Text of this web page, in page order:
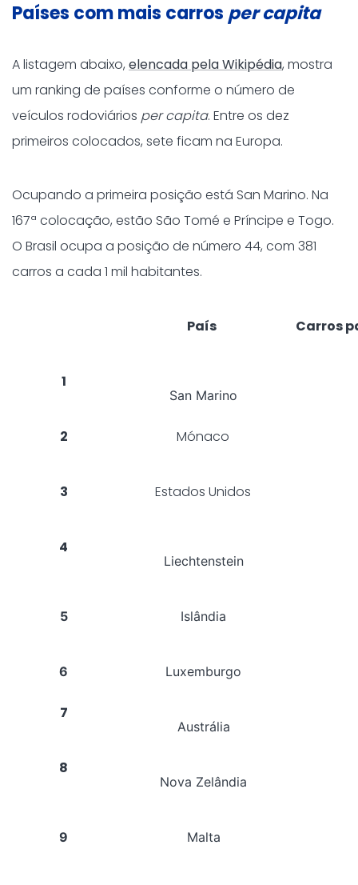
Países com mais carros per capita
A listagem abaixo, elencada pela Wikipédia, mostra
um ranking de países conforme o número de
veículos rodoviários per capita. Entre os dez
primeiros colocados, sete ficam na Europa.
Ocupando a primeira posição está San Marino. Na
167ª colocação, estão São Tomé e Príncipe e Togo.
O Brasil ocupa a posição de número 44, com 381
carros a cada 1 mil habitantes.
País Carros
1
San Marino
2 Mónaco
3 Estados Unidos
4
Liechtenstein
5 Islândia
6 Luxemburgo
7
Austrália
8
Nova Zelândia
9 Malta